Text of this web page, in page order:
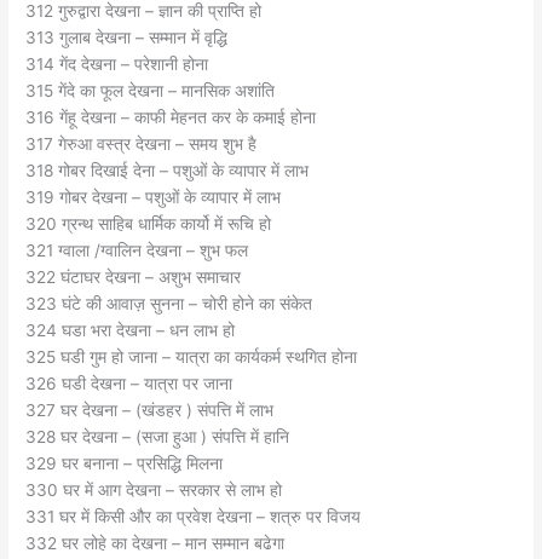
312 गुरुद्वारा देखना – ज्ञान की प्राप्ति हो
313 गुलाब देखना – सम्मान में वृद्धि
314 गेंद देखना – परेशानी होना
315 गेंदे का फूल देखना – मानसिक अशांति
316 गेंहू देखना – काफी मेहनत कर के कमाई होना
317 गेरुआ वस्त्र देखना – समय शुभ है
318 गोबर दिखाई देना – पशुओं के व्यापार में लाभ
319 गोबर देखना – पशुओं के व्यापार में लाभ
320 ग्रन्थ साहिब धार्मिक कार्यो में रूचि हो
321 ग्वाला /ग्वालिन देखना – शुभ फल
322 घंटाघर देखना – अशुभ समाचार
323 घंटे की आवाज़ सुनना – चोरी होने का संकेत
324 घडा भरा देखना – धन लाभ हो
325 घडी गुम हो जाना – यात्रा का कार्यकर्म स्थगित होना
326 घडी देखना – यात्रा पर जाना
327 घर देखना – (खंडहर ) संपत्ति में लाभ
328 घर देखना – (सजा हुआ ) संपत्ति में हानि
329 घर बनाना – प्रसिद्धि मिलना
330 घर में आग देखना – सरकार से लाभ हो
331 घर में किसी और का प्रवेश देखना – शत्रु पर विजय
332 घर लोहे का देखना – मान सम्मान बढेगा